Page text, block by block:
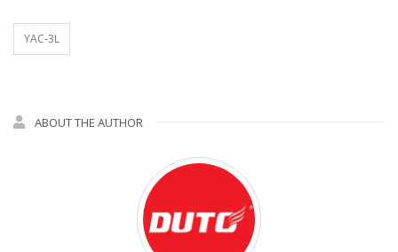
YAC-3L
ABOUT THE AUTHOR